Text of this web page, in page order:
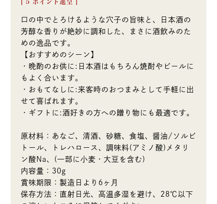
5 ポイント進呈 ]
口の中でとろけるような穴子の旨味と、日本酒の
芳醇な香りが絶妙に調和した、まさに酒飲みのた
めの逸品です。
【おすすめのシーン】
・晩酌のお供に:日本酒はもちろん焼酎やビールに
もよく合います。
・おもてなしに:来客時のおつまみとして手軽に出
せて喜ばれます。
・ギフトに:酒好きの方への贈り物にも最適です。
原材料：あなご、清酒、砂糖、食塩、醤油/ソルビ
トール、トレハロース、調味料(アミノ酸)メタリ
ン酸Na、(一部に小麦・大豆を含む)
内容量：30g
賞味期限：製造日より6ヶ月
保存方法：直射日光、高温多湿を避け、28℃以下